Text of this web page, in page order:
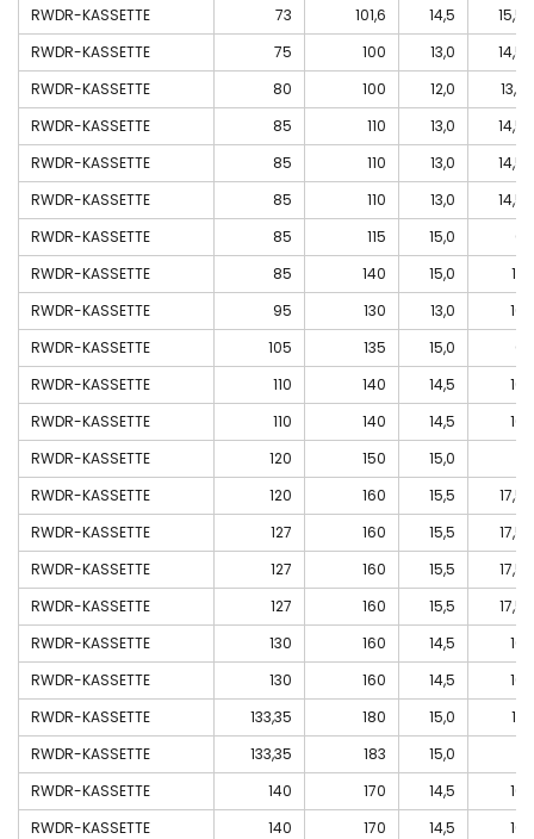
cromati
rettificati
INA
Viti di
manovra
Manicotti
a
striciamento
Freudenberg-
Merkel
per
Freudenberg
PETAMO
RWDR-KASSETTE
73 101,6 14,5
15,5
RWDR-KASSETTE
75 100 13,0
14,5
RWDR-KASSETTE
80 100 12,0
13,7
RWDR-KASSETTE
85 110 13,0
14,5
RWDR-KASSETTE
85 110 13,0
14,5
RWDR-KASSETTE
85 110 13,0
14,5
RWDR-KASSETTE
85 115 15,0
0
RWDR-KASSETTE
85 140 15,0
17
RWDR-KASSETTE
95 130 13,0
16
RWDR-KASSETTE
105 135 15,0
0
RWDR-KASSETTE
110 140 14,5
16
RWDR-KASSETTE
110 140 14,5
16
RWDR-KASSETTE
120 150
15,0
RWDR-KASSETTE
120 160 15,5
17,5
RWDR-KASSETTE
127 160 15,5
17,5
RWDR-KASSETTE
127 160 15,5
17,5
RWDR-KASSETTE
127 160 15,5
17,5
RWDR-KASSETTE
130 160 14,5
16
RWDR-KASSETTE
130 160 14,5
16
RWDR-KASSETTE
133,35 180 15,0
17
RWDR-KASSETTE
133,35 183
15,0
RWDR-KASSETTE
140 170 14,5
16
RWDR-KASSETTE
140 170 14,5
16